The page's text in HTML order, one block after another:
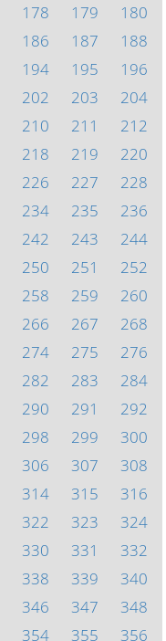
178 179
180
186 187
188
194 195
196
202 203
204
210 211
212
218 219
220
226 227
228
234 235
236
242 243
244
250 251
252
258 259
260
266 267
268
274 275
276
282 283
284
290 291
292
298 299
300
306 307
308
314 315
316
322 323
324
330 331
332
338 339
340
346 347
348
354 355 356